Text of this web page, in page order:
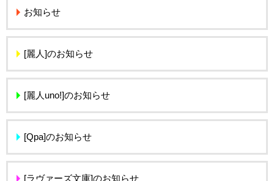
お知らせ
[麗人]のお知らせ
[麗人uno!]のお知らせ
[Qpa]のお知らせ
[ラヴァーズ文庫]のお知らせ